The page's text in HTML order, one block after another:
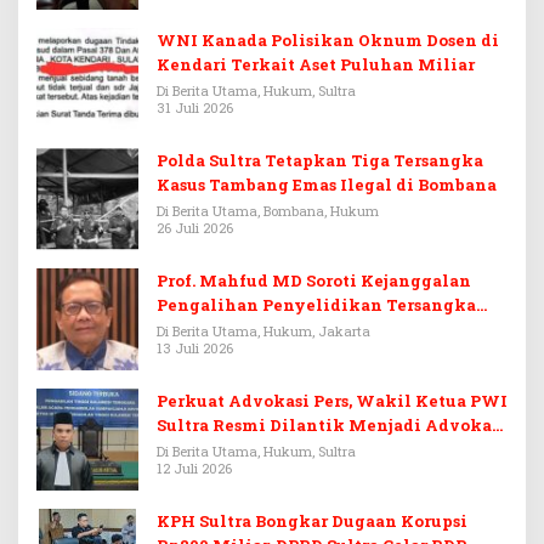
WNI Kanada Polisikan Oknum Dosen di
Kendari Terkait Aset Puluhan Miliar
Di Berita Utama, Hukum, Sultra
31 Juli 2026
Polda Sultra Tetapkan Tiga Tersangka
Kasus Tambang Emas Ilegal di Bombana
Di Berita Utama, Bombana, Hukum
26 Juli 2026
Prof. Mahfud MD Soroti Kejanggalan
Pengalihan Penyelidikan Tersangka
Febrie Adriansyah
Di Berita Utama, Hukum, Jakarta
13 Juli 2026
Perkuat Advokasi Pers, Wakil Ketua PWI
Sultra Resmi Dilantik Menjadi Advokat
PERADI
Di Berita Utama, Hukum, Sultra
12 Juli 2026
KPH Sultra Bongkar Dugaan Korupsi